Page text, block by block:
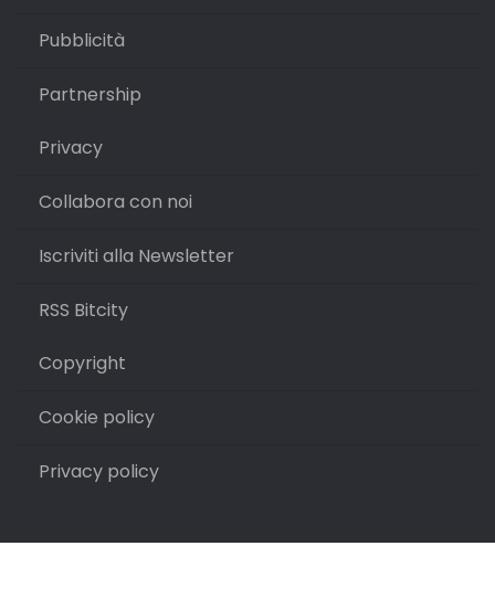
Pubblicità
Partnership
Privacy
Collabora con noi
Iscriviti alla Newsletter
RSS Bitcity
Copyright
Cookie policy
Privacy policy